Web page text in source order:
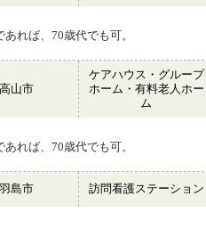
あれば、70歳代でも可。
山市
ケアハウス・グループ
ホーム・有料老人ホー
ム
あれば、70歳代でも可。
島市 訪問看護ステーション